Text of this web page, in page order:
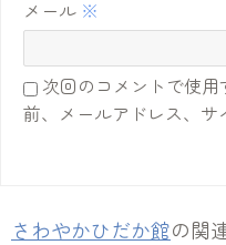
メール ※
次回のコメントで使
前、メールアドレス、サ
さわやかひだか館の関